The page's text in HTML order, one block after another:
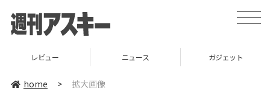
toggle
レビュー ニュース ガジェット
home > 拡大画像